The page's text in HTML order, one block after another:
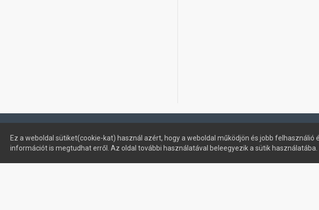
Ez a weboldal sütiket(cookie-kat) használ azért, hogy a weboldal működjön és jobb
információt is megtudhat erről. Az oldal további használatával beleegyezik a sütik használatába.